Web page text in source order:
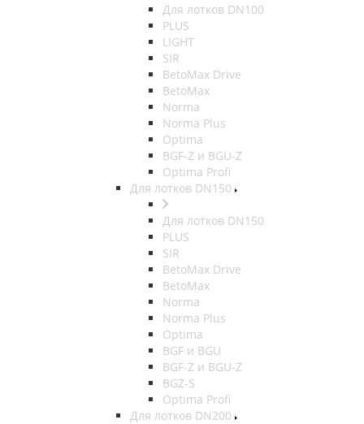
Для лотков DN100
PLUS
LIGHT
SIR
BetoMax Drive
BetoMax
Norma
Norma Plus
Optima
BGF-Z и BGU-Z
Optima Profi
Для лотков DN150
Для лотков DN150
PLUS
SIR
BetoMax Drive
BetoMax
Norma
Norma Plus
Optima
BGF и BGU
BGF-Z и BGU-Z
BGZ-S
Optima Profi
Для лотков DN200